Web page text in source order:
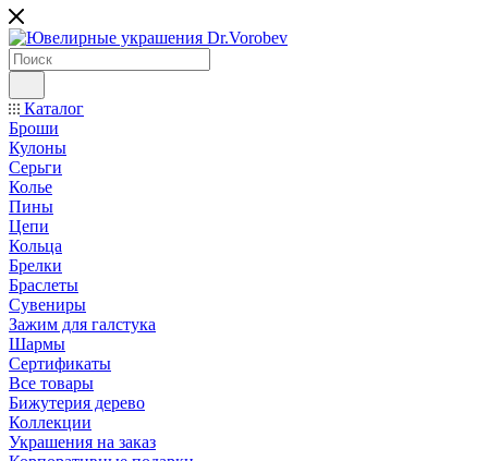
Каталог
Броши
Кулоны
Серьги
Колье
Пины
Цепи
Кольца
Брелки
Браслеты
Сувениры
Зажим для галстука
Шармы
Сертификаты
Все товары
Бижутерия дерево
Коллекции
Украшения на заказ